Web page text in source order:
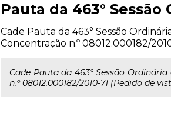
Pauta da 463°
Cade Pauta da 463° Sessão Ordinária
Concentração n.º 08012.000182/
Cade Pauta da 463° Sessão Ordinária
n.º 08012.000182/2010-71 (Pedido de